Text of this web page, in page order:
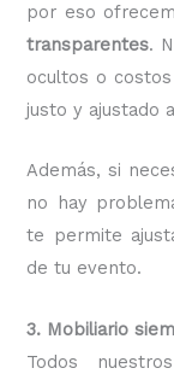
por eso
transparentes.
ocultos o
justo y ajustado
Además, si
no hay
te permite
de tu evento.
3. Mobiliario
Todos